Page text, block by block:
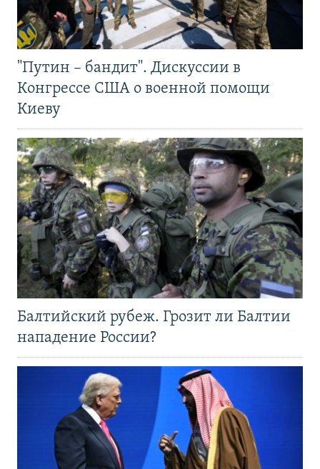
"Путин – бандит". Дискуссии в
Конгрессе США о военной помощи
Киеву
Балтийский рубеж. Грозит ли Балтии
нападение России?